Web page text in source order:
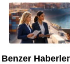
Benzer Haberler